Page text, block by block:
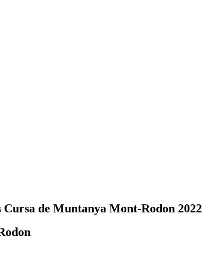
de Muntanya Mont-Rodon 2022